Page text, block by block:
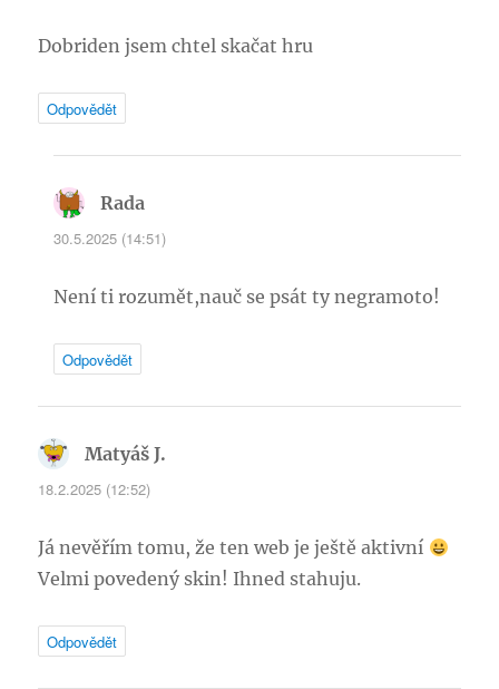
Dobriden jsem chtel skačat hru
Odpovědět
Rada
30.5.2025 (14:51)
Není ti rozumět,nauč se psát ty negramoto!
Odpovědět
Matyáš J.
18.2.2025 (12:52)
Já nevěřím tomu, že ten web je ještě aktivní
Velmi povedený skin! Ihned stahuju.
Odpovědět